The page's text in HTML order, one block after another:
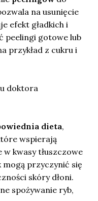
na usunięcie
efekt gładkich i
peelingi gotowe lub
przykład z cukru i
u doktora
dieta,
wspierają
kwasy tłuszczowe
przyczynić się
skóry dłoni.
spożywanie ryb,